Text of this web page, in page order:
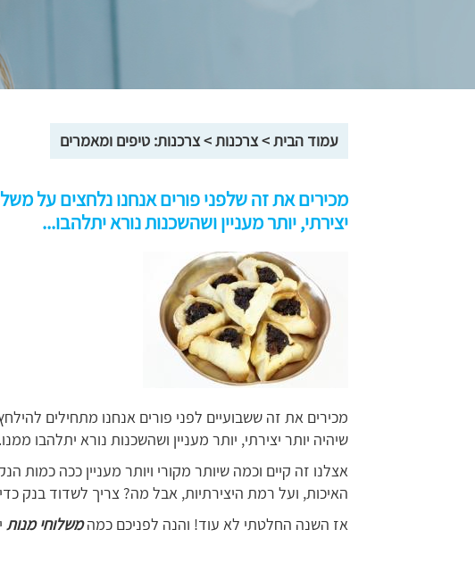
עמוד הבית>צרכנות>צרכנות: טיפים ומאמרים
מכירים את זה שלפני פורים אנחנו נלחצים על
יצירתי, יותר מעניין ושהשכנות נורא יתלהבו...
מכירים את זה ששבועיים לפני פורים אנחנו מתחילים
שיהיה יותר יצירתי, יותר מעניין ושהשכנות נורא יתלהבו
אצלנו זה קיים וכמה שיותר מקורי ויותר מעניין ככה כמות
האיכות, ועל רמת היצירתיות, אבל מה? צריך לשדוד בנק
אז השנה החלטתי לא עוד! והנה לפניכם כמהמשלוחי מנות